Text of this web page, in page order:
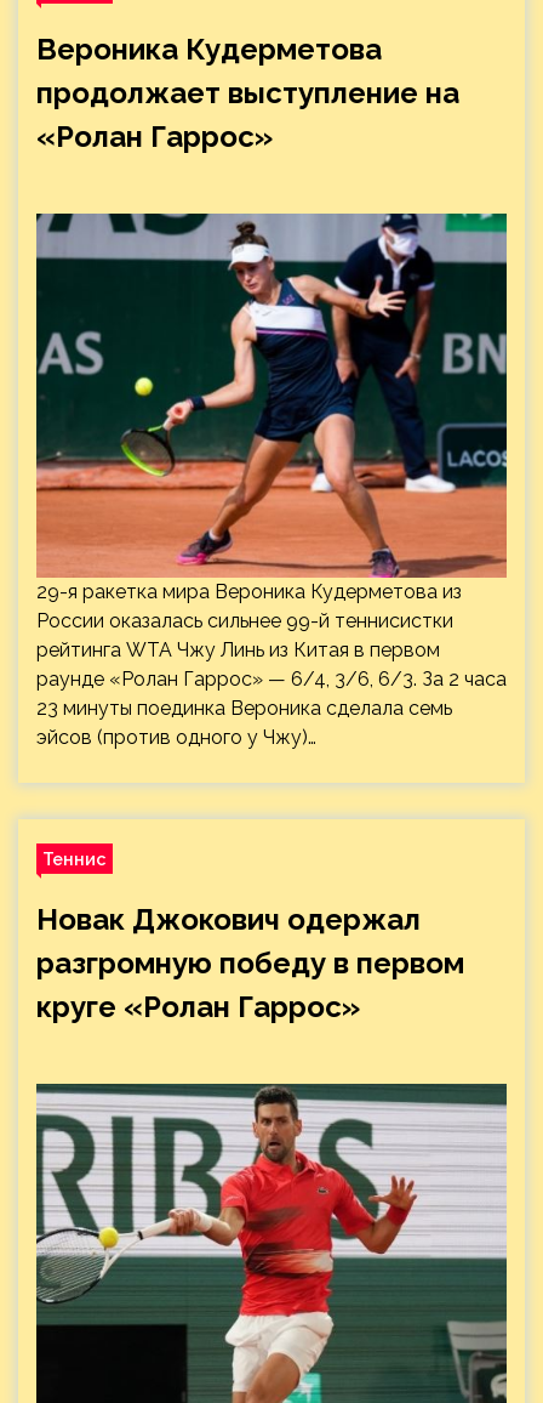
Вероника Кудерметова
продолжает выступление на
«Ролан Гаррос»
29-я ракетка мира Вероника Кудерметова из
России оказалась сильнее 99-й теннисистки
рейтинга WTA Чжу Линь из Китая в первом
раунде «Ролан Гаррос» — 6/4, 3/6, 6/3. За 2 часа
23 минуты поединка Вероника сделала семь
эйсов (против одного у Чжу)…
Теннис
Новак Джокович одержал
разгромную победу в первом
круге «Ролан Гаррос»